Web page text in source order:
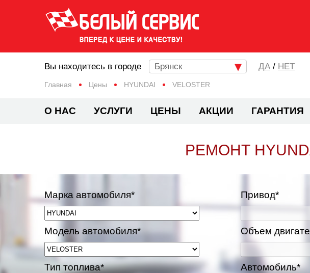
Главная Цены HYUNDAI VELOSTER
Вы находитесь в городе Брянск / НЕТ
О НАС УСЛУГИ ЦЕНЫ АКЦИИ ГАРАНТИЯ
РЕМОНТ
Марка автомобиля*
Модель автомобиля*
Тип топлива*
Привод*
Объем
Автомобиль*